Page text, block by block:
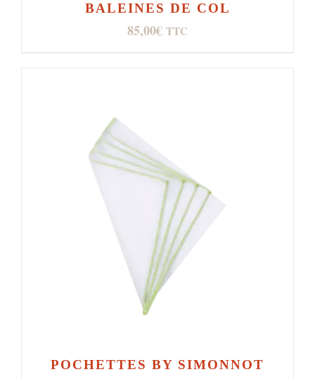
BALEINES DE COL
85,00€ TTC
POCHETTES BY SIMONNOT